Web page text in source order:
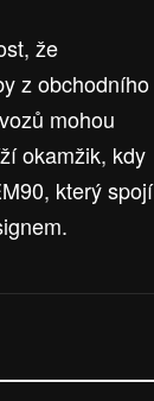
že
z obchodního
mohou
okamžik, kdy
který spojí